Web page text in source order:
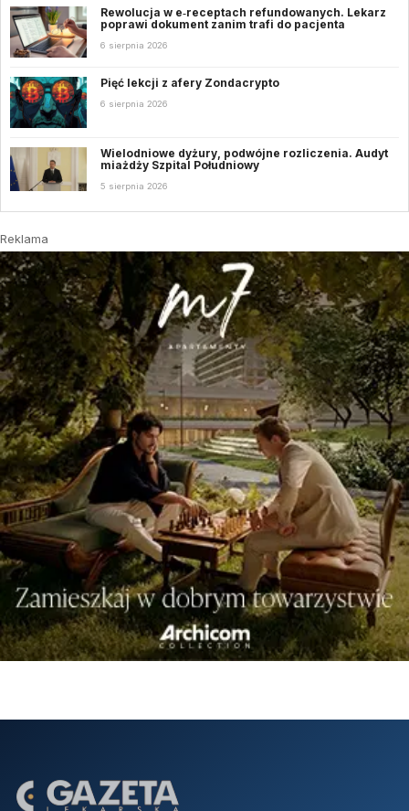
Rewolucja w e‑receptach refundowanych. Lekarz
poprawi dokument zanim trafi do pacjenta
6 sierpnia 2026
Pięć lekcji z afery Zondacrypto
6 sierpnia 2026
Wielodniowe dyżury, podwójne rozliczenia. Audyt
miażdży Szpital Południowy
5 sierpnia 2026
Reklama